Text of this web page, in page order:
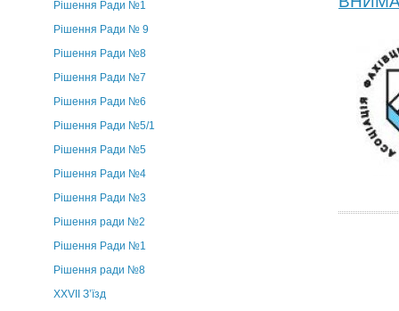
Рішення Ради №1
Рішення Ради № 9
Рішення Ради №8
Рішення Ради №7
Рішення Ради №6
Рішення Ради №5/1
Рішення Ради №5
Рішення Ради №4
Рішення Ради №3
Рішення ради №2
Рішення Ради №1
Рішення ради №8
ХХVII З’їзд